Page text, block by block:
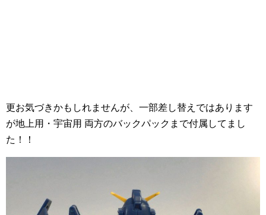
更お気づきかもしれませんが、一部差し替えではあります
が地上用・宇宙用 両方のバックパックまで付属してまし
た！！